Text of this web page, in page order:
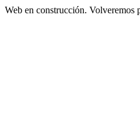
Web en construcción. Volveremos